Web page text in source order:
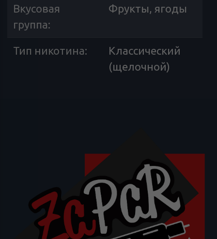
Вкусовая
группа:
Фрукты, ягоды
Тип никотина:
Классический
(щелочной)